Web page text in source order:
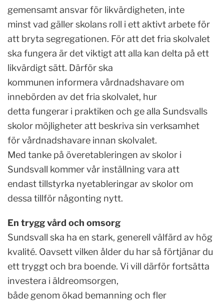
gemensamt ansvar för likvärdigheten, inte
minst vad gäller skolans roll i ett aktivt arbete för
att bryta segregationen. För att det fria skolvalet
ska fungera är det viktigt att alla kan delta på ett
likvärdigt sätt. Därför ska
kommunen informera vårdnadshavare om
innebörden av det fria skolvalet, hur
detta fungerar i praktiken och ge alla Sundsvalls
skolor möjligheter att beskriva sin verksamhet
för vårdnadshavare innan skolvalet.
Med tanke på överetableringen av skolor i
Sundsvall kommer vår inställning vara att
endast tillstyrka nyetableringar av skolor om
dessa tillför någonting nytt.
En trygg vård och omsorg
Sundsvall ska ha en stark, generell välfärd av hög
kvalité. Oavsett vilken ålder du har så förtjänar du
ett tryggt och bra boende. Vi vill därför fortsätta
investera i äldreomsorgen,
både genom ökad bemanning och fler